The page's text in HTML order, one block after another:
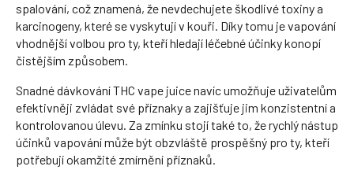
spalování, což znamená, že nevdechujete škodlivé toxiny a
karcinogeny, které se vyskytují v kouři. Díky tomu je vapování
vhodnější volbou pro ty, kteří hledají léčebné účinky konopí
čistějším způsobem.
Snadné dávkování THC vape juice navíc umožňuje uživatelům
efektivněji zvládat své příznaky a zajišťuje jim konzistentní a
kontrolovanou úlevu. Za zmínku stojí také to, že rychlý nástup
účinků vapování může být obzvláště prospěšný pro ty, kteří
potřebují okamžité zmírnění příznaků.